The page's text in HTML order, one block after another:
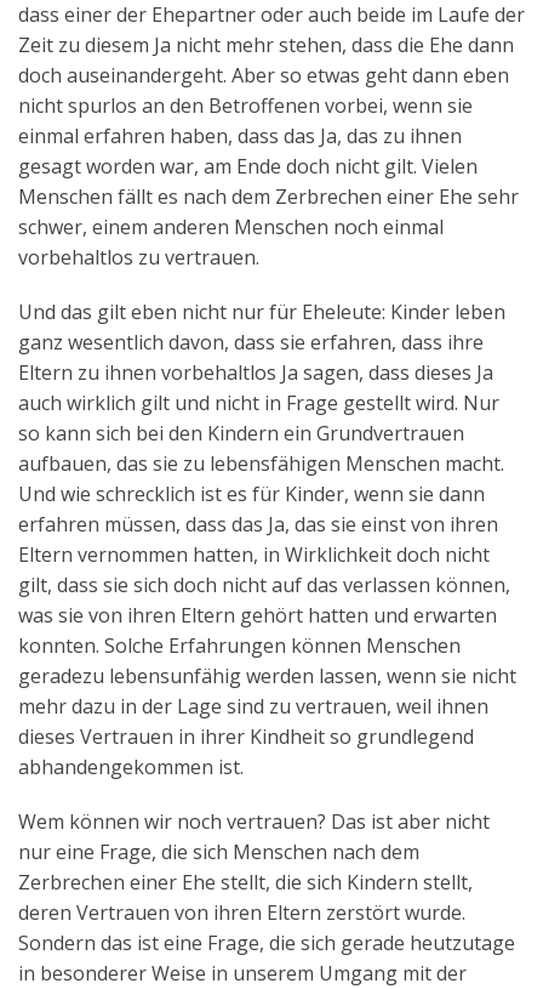
dass einer der Ehepartner oder auch beide im Laufe der
Zeit zu diesem Ja nicht mehr stehen, dass die Ehe dann
doch auseinandergeht. Aber so etwas geht dann eben
nicht spurlos an den Betroffenen vorbei, wenn sie
einmal erfahren haben, dass das Ja, das zu ihnen
gesagt worden war, am Ende doch nicht gilt. Vielen
Menschen fällt es nach dem Zerbrechen einer Ehe sehr
schwer, einem anderen Menschen noch einmal
vorbehaltlos zu vertrauen.
Und das gilt eben nicht nur für Eheleute: Kinder leben
ganz wesentlich davon, dass sie erfahren, dass ihre
Eltern zu ihnen vorbehaltlos Ja sagen, dass dieses Ja
auch wirklich gilt und nicht in Frage gestellt wird. Nur
so kann sich bei den Kindern ein Grundvertrauen
aufbauen, das sie zu lebensfähigen Menschen macht.
Und wie schrecklich ist es für Kinder, wenn sie dann
erfahren müssen, dass das Ja, das sie einst von ihren
Eltern vernommen hatten, in Wirklichkeit doch nicht
gilt, dass sie sich doch nicht auf das verlassen können,
was sie von ihren Eltern gehört hatten und erwarten
konnten. Solche Erfahrungen können Menschen
geradezu lebensunfähig werden lassen, wenn sie nicht
mehr dazu in der Lage sind zu vertrauen, weil ihnen
dieses Vertrauen in ihrer Kindheit so grundlegend
abhandengekommen ist.
Wem können wir noch vertrauen? Das ist aber nicht
nur eine Frage, die sich Menschen nach dem
Zerbrechen einer Ehe stellt, die sich Kindern stellt,
deren Vertrauen von ihren Eltern zerstört wurde.
Sondern das ist eine Frage, die sich gerade heutzutage
in besonderer Weise in unserem Umgang mit der